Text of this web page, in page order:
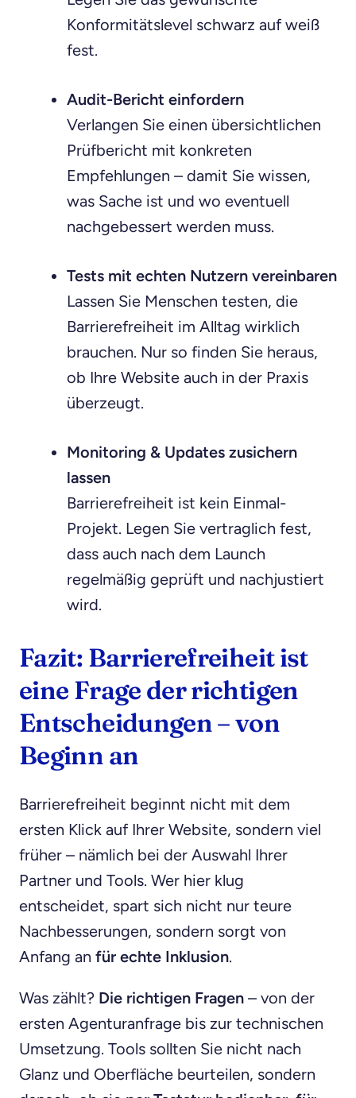
Konformitätslevel schwarz auf weiß
fest.
Audit-Bericht einfordern
Verlangen Sie einen übersichtlichen
Prüfbericht mit konkreten
Empfehlungen – damit Sie wissen,
was Sache ist und wo eventuell
nachgebessert werden muss.
Tests mit echten Nutzern vereinbaren
Lassen Sie Menschen testen, die
Barrierefreiheit im Alltag wirklich
brauchen. Nur so finden Sie heraus,
ob Ihre Website auch in der Praxis
überzeugt.
Monitoring & Updates zusichern
lassen
Barrierefreiheit ist kein Einmal-
Projekt. Legen Sie vertraglich fest,
dass auch nach dem Launch
regelmäßig geprüft und nachjustiert
wird.
Fazit: Barrierefreiheit ist
eine Frage der richtigen
Entscheidungen – von
Beginn an
Barrierefreiheit beginnt nicht mit dem
ersten Klick auf Ihrer Website, sondern viel
früher – nämlich bei der Auswahl Ihrer
Partner und Tools. Wer hier klug
entscheidet, spart sich nicht nur teure
Nachbesserungen, sondern sorgt von
Anfang an für echte Inklusion.
Was zählt? Die richtigen Fragen – von der
ersten Agenturanfrage bis zur technischen
Umsetzung. Tools sollten Sie nicht nach
Glanz und Oberfläche beurteilen, sondern